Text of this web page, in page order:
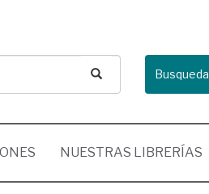
NUESTRAS LIBRERÍAS